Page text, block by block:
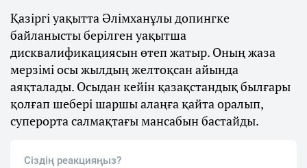
Қазіргі уақытта Әлімханұлы допингке
байланысты берілген уақытша
дисквалификациясын өтеп жатыр. Оның жаза
мерзімі осы жылдың желтоқсан айында
аяқталады. Осыдан кейін қазақстандық былғары
қолғап шебері шаршы алаңға қайта оралып,
суперорта салмақтағы мансабын бастайды.
Сіздің реакцияңыз?